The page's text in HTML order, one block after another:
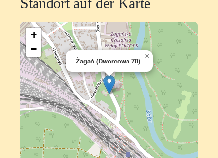
Żagań (Dworcowa 70)
×
+
−